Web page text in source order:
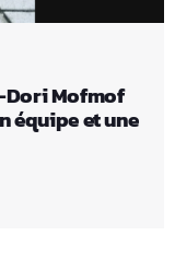
Dori Mofmof
équipe et une